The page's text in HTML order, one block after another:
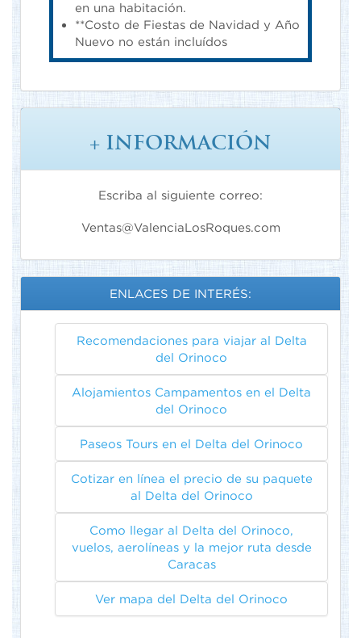
en una habitación.
**Costo de Fiestas de Navidad y Año
Nuevo no están incluídos
+ INFORMACIÓN
Escriba al siguiente correo:
Ventas@ValenciaLosRoques.com
ENLACES DE INTERÉS:
Recomendaciones para viajar al Delta
del Orinoco
Alojamientos Campamentos en el Delta
del Orinoco
Paseos Tours en el Delta del Orinoco
Cotizar en línea el precio de su paquete
al Delta del Orinoco
Como llegar al Delta del Orinoco,
vuelos, aerolíneas y la mejor ruta desde
Caracas
Ver mapa del Delta del Orinoco